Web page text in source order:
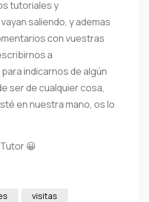
tutoriales y
saliendo, y ademas
con vuestras
a
indicarnos de algún
ser de cualquier cosa,
en nuestra mano, os lo
😀
visitas